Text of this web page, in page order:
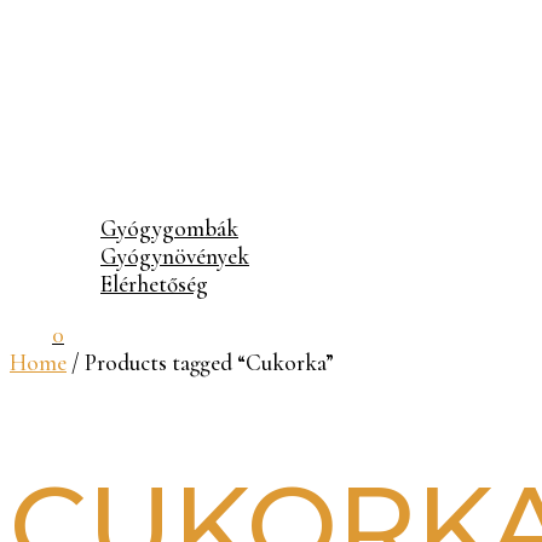
Gyógygombák
Gyógynövények
Elérhetőség
0
Home / Products tagged “Cukorka”